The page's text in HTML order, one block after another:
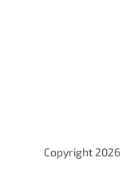
Copyright 2026